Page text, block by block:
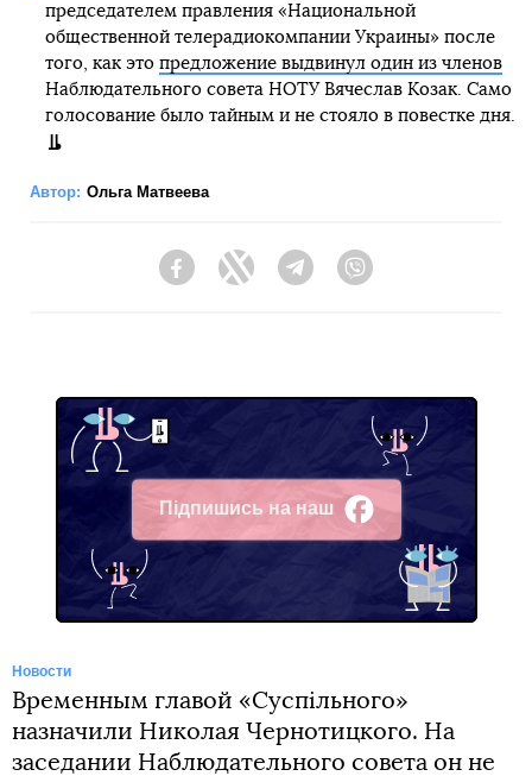
председателем правления «Национальной
общественной телерадиокомпании Украины» после
того, как это предложение выдвинул один из членов
Наблюдательного совета НОТУ Вячеслав Козак. Само
голосование было тайным и не стояло в повестке дня.
Автор: Ольга Матвеева
FacebookTwitter Telegram
Підпишись на наш
Facebook
Новости
Временным главой «Суспільного»
назначили Николая Чернотицкого. На
заседании Наблюдательного совета он не